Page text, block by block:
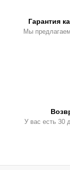
Гарантия
Мы
У вас есть 30